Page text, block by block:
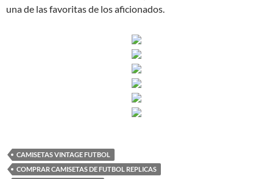
una de las favoritas de los aficionados.
CAMISETAS VINTAGE FUTBOL
COMPRAR CAMISETAS DE FUTBOL REPLICAS